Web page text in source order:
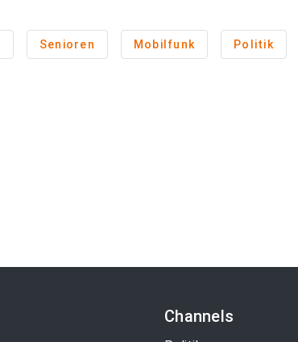
Senioren Mobilfunk Politik
Channels